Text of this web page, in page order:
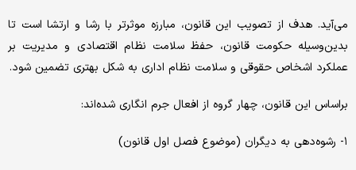
می‌آید. هدف از تصویب این قانون، مبارزه موثرتر با رشا و ارتشا است تا
بدین‌وسیله حکومت قانون، حفظ سلامت نظام اقتصادی و مدیریت بر
عملکرد اشخاص حقوقی و سلامت نظام اداری به شکل بهتری تضمین شود.
براساس این قانون، چهار گروه از افعال جرم انگاری شده‌اند:
۱- رشوه‌دهی به دیگران (موضوع فصل اول قانون)